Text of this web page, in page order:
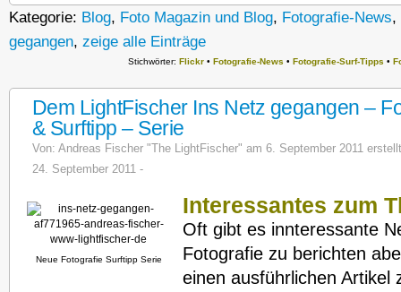
Kategorie: Blog, Foto Magazin und Blog, Fotografie-News,
gegangen, zeige alle Einträge
Stichwörter: Flickr • Fotografie-News • Fotografie-Surf-Tipps •
Dem LightFischer Ins Netz gegangen –
& Surftipp – Serie
Von: Andreas Fischer "The LightFischer" am 6. September 2011
24. September 2011 -
Neue Fotografie Surftipp Serie
Interessantes zum
Oft gibt es innteressante
Fotografie zu berichten
einen ausführlichen Artikel